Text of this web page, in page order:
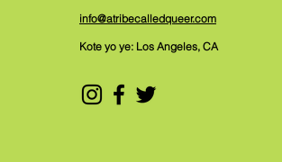
info@atribecalledqueer.com
Kote yo ye: Los Angeles, CA